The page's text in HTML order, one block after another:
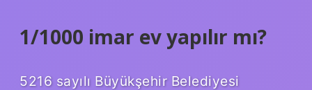
1/1000 imar ev yapılır mı?
5216 sayılı Büyükşehir Belediyesi